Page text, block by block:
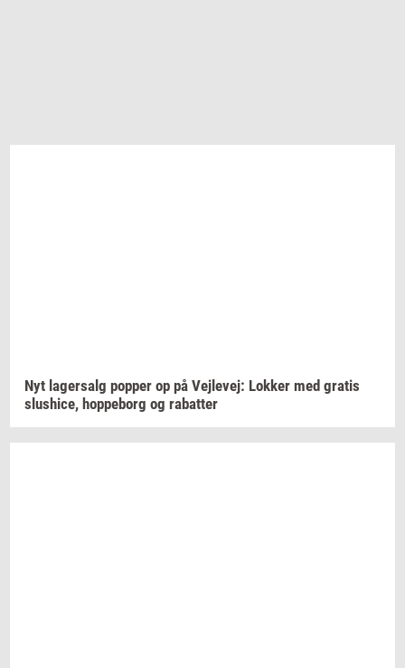
Nyt la­ger­salg pop­per op på Vej­le­vej: Lok­ker med gra­tis
slus­hi­ce, hop­pe­borg og ra­bat­ter